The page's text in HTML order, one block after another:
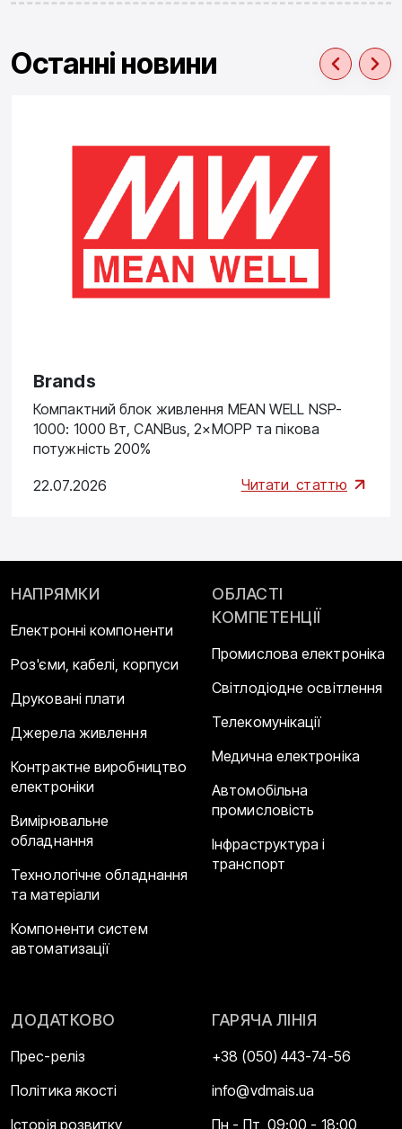
Останні новини
Brands
Компактний блок живлення MEAN WELL NSP-
1000: 1000 Вт, CANBus, 2×MOPP та пікова
потужність 200%
22.07.2026 Читати статтю
НАПРЯМКИ
Електронні компоненти
Роз'єми, кабелі, корпуси
Друковані плати
Джерела живлення
Контрактне виробництво
електроніки
Вимірювальне
обладнання
Технологічне обладнання
та матеріали
Компоненти систем
автоматизації
ОБЛАСТІ
КОМПЕТЕНЦІЇ
Промислова електроніка
Світлодіодне освітлення
Телекомунікації
Медична електроніка
Автомобільна
промисловість
Інфраструктура і
транспорт
ДОДАТКОВО
Прес-реліз
Політика якості
Історія розвитку
ГАРЯЧА ЛІНІЯ
+38 (050) 443-74-56
info@vdmais.ua
Пн - Пт, 09:00 - 18:00